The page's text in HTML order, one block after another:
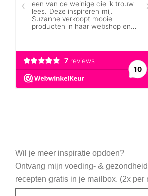
Wil je meer inspiratie opdoen?
Ontvang mijn voeding- &
recepten gratis in je mailbox. (2x per